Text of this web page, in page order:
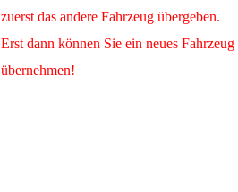
zuerst das andere Fahrzeug übergeben.
Erst dann können Sie ein neues Fahrzeug
übernehmen!